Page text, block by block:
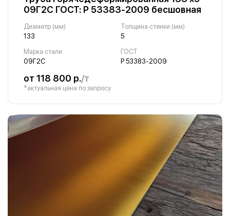
09Г2С ГОСТ: Р 53383-2009 бесшовная
Диаметр (мм)
133
Толщина стенки (мм)
5
Марка стали
09Г2С
ГОСТ
Р 53383-2009
от 118 800 р./т
*актуальная цена по запросу